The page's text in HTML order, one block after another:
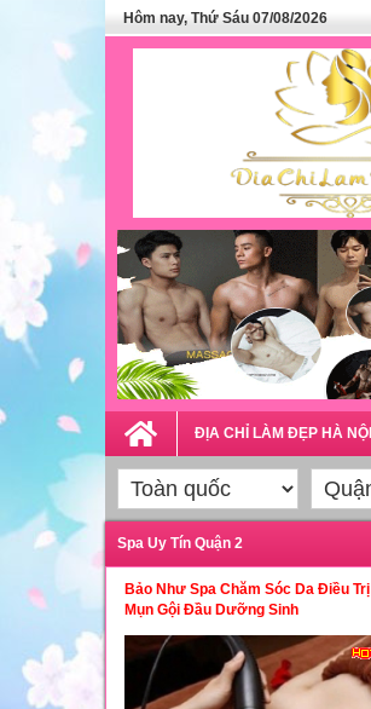
Hôm nay, Thứ Sáu 07/08/2026
ĐỊA CHỈ LÀM ĐẸP HÀ NỘI
Spa Uy Tín Quận 2
Bảo Như Spa Chăm Sóc Da Điều Trị
Mụn Gội Đầu Dưỡng Sinh